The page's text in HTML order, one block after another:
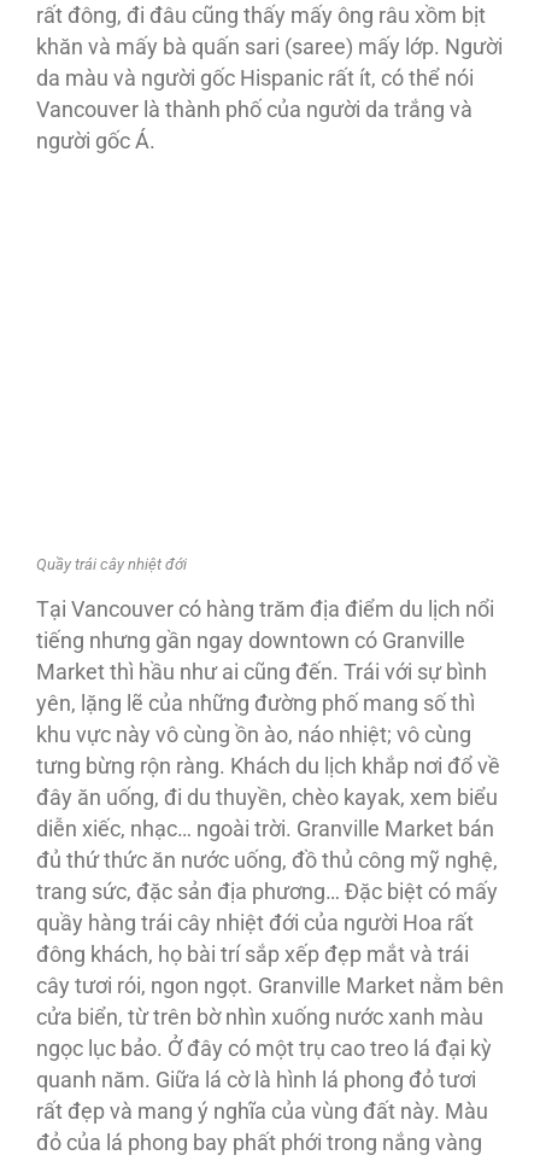
rất đông, đi đâu cũng thấy mấy ông râu xồm bịt
khăn và mấy bà quấn sari (saree) mấy lớp. Người
da màu và người gốc Hispanic rất ít, có thể nói
Vancouver là thành phố của người da trắng và
người gốc Á.
Quầy trái cây nhiệt đới
Tại Vancouver có hàng trăm địa điểm du lịch nổi
tiếng nhưng gần ngay downtown có Granville
Market thì hầu như ai cũng đến. Trái với sự bình
yên, lặng lẽ của những đường phố mang số thì
khu vực này vô cùng ồn ào, náo nhiệt; vô cùng
tưng bừng rộn ràng. Khách du lịch khắp nơi đổ về
đây ăn uống, đi du thuyền, chèo kayak, xem biểu
diễn xiếc, nhạc… ngoài trời. Granville Market bán
đủ thứ thức ăn nước uống, đồ thủ công mỹ nghệ,
trang sức, đặc sản địa phương… Đặc biệt có mấy
quầy hàng trái cây nhiệt đới của người Hoa rất
đông khách, họ bài trí sắp xếp đẹp mắt và trái
cây tươi rói, ngon ngọt. Granville Market nằm bên
cửa biển, từ trên bờ nhìn xuống nước xanh màu
ngọc lục bảo. Ở đây có một trụ cao treo lá đại kỳ
quanh năm. Giữa lá cờ là hình lá phong đỏ tươi
rất đẹp và mang ý nghĩa của vùng đất này. Màu
đỏ của lá phong bay phất phới trong nắng vàng